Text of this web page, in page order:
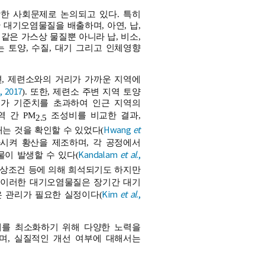
사회문제로 논의되고 있다. 특히
기오염물질을 배출하며, 아연, 납,
은 가스상 물질뿐 아니라 납, 비소,
토양, 수질, 대기 그리고 인체영향
제련소와의 거리가 가까운 지역에
2017). 또한, 제련소 주변 지역 토양
기준치를 초과하여 인근 지역의
간 PM2.5 조성비를 비교한 결과,
것을 확인할 수 있었다(Hwang et
켜 황산을 제조하며, 각 공정에서
이 발생할 수 있다(Kandalam et al.,
조건 등에 의해 희석되기도 하지만
러한 대기오염물질은 장기간 대기
관리가 필요한 실정이다(Kim et al.,
최소화하기 위해 다양한 노력을
, 실질적인 개선 여부에 대해서는